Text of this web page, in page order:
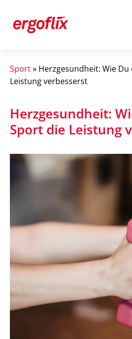
Sport» Herzgesundheit: Wie
Leistung verbesserst
Herzgesundheit:
Sport die Leistung